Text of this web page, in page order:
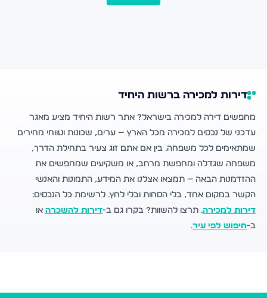
דירות למכירה ברשות היחיד
מחפשים דירה למכירה בישראל? אתר רשות היחיד מציע מאגר
עדכני של נכסים למכירה מכל הארץ — ערים, שכונות וטווחי מחירים
שמתאימים לכל משפחה. בין אם אתם זוג צעיר בתחילת הדרך,
משפחה שגדלה ומחפשת מרחב, או משקיעים שמחפשים את
ההזדמנות הבאה — תמצאו אצלנו את המידע, התמונות והאנשי
הקשר במקום אחד, בלי הסחות ובלי לחץ. לרשימת כל הנכסים:
דירות למכירה. תרצו להשוות? בקרו גם ב-דירות להשכרה או
ב-חיפוש לפי עיר.